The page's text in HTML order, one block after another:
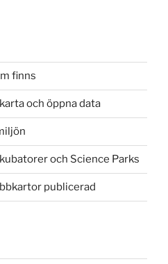
finns
och öppna data
och Science Parks
publicerad